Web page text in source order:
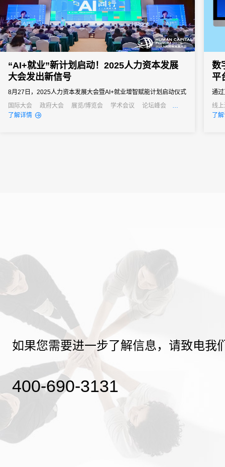
“AI+就业”新计划启动！2025人力资本发展
大会发出新信号
8月27日，2025人力资本发展大会暨AI+就业增智赋能计划启动仪式
在上海徐汇滨江成功举办。
国际大会 政府大会 展览/博览会 学术会议
论坛峰会
线上活动
经销商大会
了解详情
数
平
通
类
线
了
如果您需要进一步了解信息，请致电我
400-690-3131